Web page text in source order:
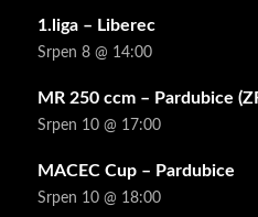
1.liga – Liberec
Srpen 8 @ 14:00
MR 250 ccm – Pardubice
Srpen 10 @ 17:00
MACEC Cup – Pardubice
Srpen 10 @ 18:00